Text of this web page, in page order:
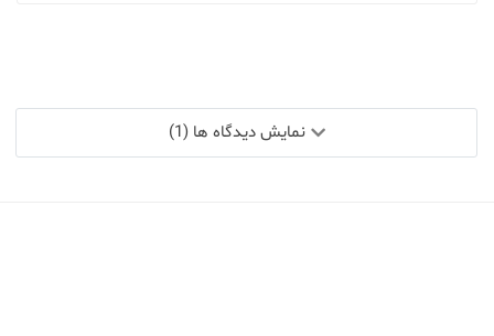
نمایش دیدگاه ها (1)